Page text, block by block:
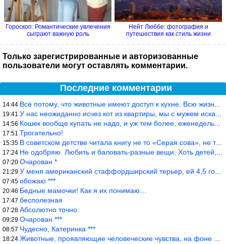
Гороскоп: Романтические увлечения
сыграют важную роль
Нейт Люббе: фотография и
путешествия как стиль жизни
Только зарегистрированные и авторизованные
пользователи могут оставлять комментарии.
Последние комментарии
14:44 Всё потому, что животные имеют доступ к кухне. Всю жизнь живу с
19:41 У нас неожиданно исчез кот из квартиры, мы с мужем искали повсюд
14:56 Кошек вообще купать не надо, и уж тем более, еженедельно, как лю
17:51 Трогательно!
15:35 В советском детстве читала книгу не то «Серая сова», не то ещё к
17:24 Не одобряю. Любить и баловать-разные вещи. Хоть детей, хоть коше
07:20 Очарован *
21:29 У меня американский стаффордширский терьер, ей 4,5 года, но ни р
07:45 обожаю ***
20:46 Бедные мамочки! Как я их понимаю…
17:47 бесполезная
07:28 Абсолютно точно
09:29 Очарован ***
08:57 Чудесно, Катеринка ***
18:24 Животные, проявляющие человеческие чувства, на фоне озверевших д